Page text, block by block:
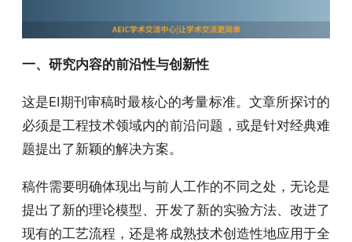
一、研究内容的前沿性与创新性
这是EI期刊审稿时最核心的考量标准。文章所探讨的
必须是工程技术领域内的前沿问题，或是针对经典难
题提出了新颖的解决方案。
稿件需要明确体现出与前人工作的不同之处，无论是
提出了新的理论模型、开发了新的实验方法、改进了
现有的工艺流程，还是将成熟技术创造性地应用于全